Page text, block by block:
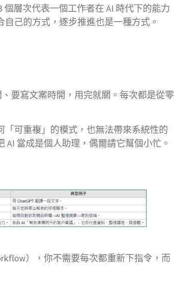
層次代表一個工作者在 AI 時代下的能力
己的方式，逐步推進也是一種方式。
要寫文案時開，用完就關。每次都是從零
可重複」的模式，也無法帶來系統性的
當成是個人助理，偶爾請它幫個小忙。
），你不需要每次都重新下指令，而